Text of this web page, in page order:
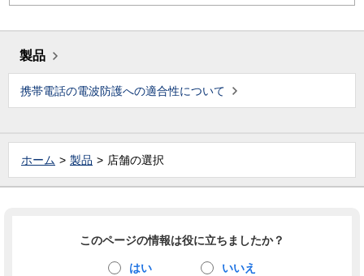
製品
携帯電話の電波防護への適合性について
ホーム 製品 店舗の選択
このページの情報は役に立ちましたか？
はい いいえ